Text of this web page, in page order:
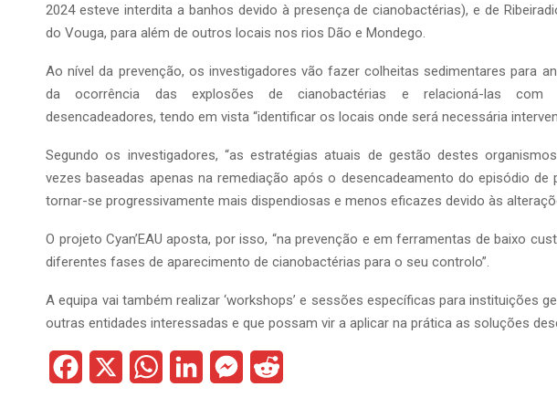
2024 esteve interdita a banhos devido à presença de cianobactérias), e de
do Vouga, para além de outros locais nos rios Dão e Mondego.
Ao nível da prevenção, os investigadores vão fazer colheitas sedimentares para
da ocorrência das explosões de cianobactérias e relacioná-las com
desencadeadores, tendo em vista “identificar os locais onde será necessária
Segundo os investigadores, “as estratégias atuais de gestão destes
vezes baseadas apenas na remediação após o desencadeamento do episódio de
tornar-se progressivamente mais dispendiosas e menos eficazes devido às
O projeto Cyan’EAU aposta, por isso, “na prevenção e em ferramentas de baixo
diferentes fases de aparecimento de cianobactérias para o seu controlo”.
A equipa vai também realizar ‘workshops’ e sessões específicas para instituições
outras entidades interessadas e que possam vir a aplicar na prática as soluções
W
M